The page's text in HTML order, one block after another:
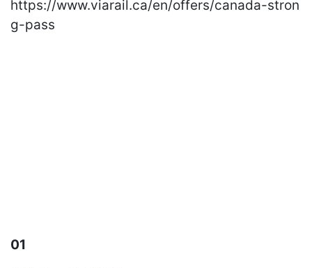
https://www.viarail.ca/en/offers/canada-stron
g-pass
01